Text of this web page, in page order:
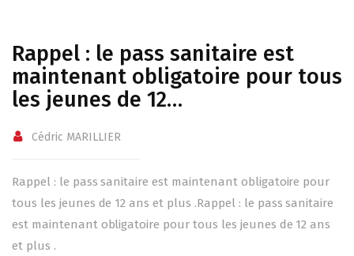
Rappel : le pass sanitaire est
maintenant obligatoire pour tous
les jeunes de 12…
Cédric MARILLIER
Rappel : le pass sanitaire est maintenant obligatoire pour
tous les jeunes de 12 ans et plus .Rappel : le pass sanitaire
est maintenant obligatoire pour tous les jeunes de 12 ans
et plus .